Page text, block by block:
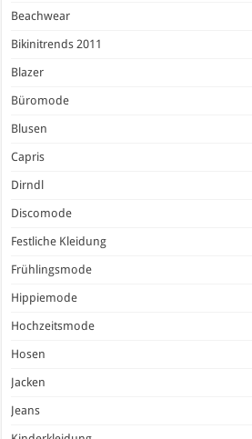
Beachwear
Bikinitrends 2011
Blazer
Büromode
Blusen
Capris
Dirndl
Discomode
Festliche Kleidung
Frühlingsmode
Hippiemode
Hochzeitsmode
Hosen
Jacken
Jeans